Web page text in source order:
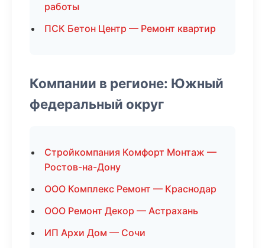
работы
ПСК Бетон Центр — Ремонт квартир
Компании в регионе: Южный
федеральный округ
Стройкомпания Комфорт Монтаж —
Ростов-на-Дону
ООО Комплекс Ремонт — Краснодар
ООО Ремонт Декор — Астрахань
ИП Архи Дом — Сочи